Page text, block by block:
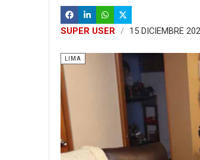
SUPER USER 15 DICIEMBRE
LIMA